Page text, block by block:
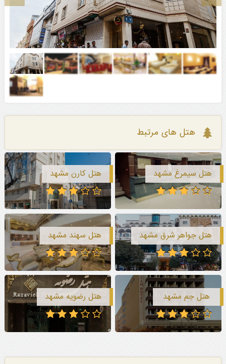
هتل های مرتبط
هتل سیمرغ مشهد هتل کارن مشهد
هتل جواهر شرق مشهد هتل سهند مشهد
هتل جم مشهد هتل رضویه مشهد